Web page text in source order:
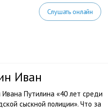
Слушать онлайн
Иван
Ивана Путилина «40 лет среди
сыскной полиции». Что за